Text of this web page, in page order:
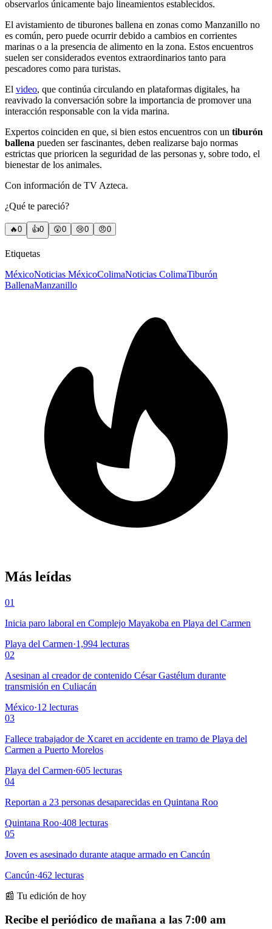
observarlos únicamente bajo lineamientos establecidos.
El avistamiento de tiburones ballena en zonas como Manzanillo no
es común, pero puede ocurrir debido a cambios en corrientes
marinas o a la presencia de alimento en la zona. Estos encuentros
suelen ser considerados eventos extraordinarios tanto para
pescadores como para turistas.
El video, que continúa circulando en plataformas digitales, ha
reavivado la conversación sobre la importancia de promover una
interacción responsable con la vida marina.
Expertos coinciden en que, si bien estos encuentros con un tiburón
ballena pueden ser fascinantes, deben realizarse bajo normas
estrictas que prioricen la seguridad de las personas y, sobre todo, el
bienestar de los animales.
Con información de TV Azteca.
¿Qué te pareció?
🔥0 👍0 😲0 😢0 😠0
Etiquetas
MéxicoNoticias MéxicoColimaNoticias ColimaTiburón
BallenaManzanillo
Más leídas
01
Inicia paro laboral en Complejo Mayakoba en Playa del Carmen
Playa del Carmen·1,994 lecturas
02
Asesinan al creador de contenido César Gastélum durante
transmisión en Culiacán
México·12 lecturas
03
Fallece trabajador de Xcaret en accidente en tramo de Playa del
Carmen a Puerto Morelos
Playa del Carmen·605 lecturas
04
Reportan a 23 personas desaparecidas en Quintana Roo
Quintana Roo·408 lecturas
05
Joven es asesinado durante ataque armado en Cancún
Cancún·462 lecturas
📰 Tu edición de hoy
Recibe el periódico de mañana a las 7:00 am